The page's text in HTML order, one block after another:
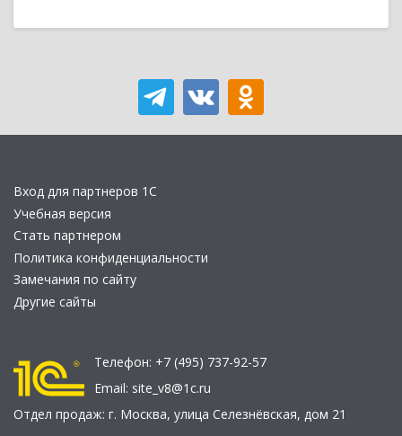
Вход для партнеров 1С
Учебная версия
Стать партнером
Политика конфиденциальности
Замечания по сайту
Другие сайты
Телефон: +7 (495) 737-92-57
Email: site_v8@1c.ru
Отдел продаж: г. Москва, улица Селезнёвская, дом 21